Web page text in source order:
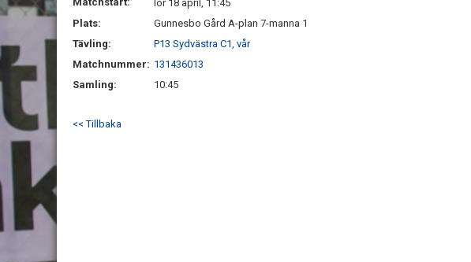
lör 18 april, 11:45
Plats:
Gunnesbo Gård A-plan 7-manna 1
Tävling:
P13 Sydvästra C1, vår
Matchnummer: 131436013
Samling:
10:45
<< Tillbaka